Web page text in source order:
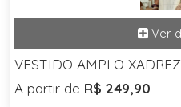
VESTIDO AMPLO XADREZ
A partir de R$ 249,90